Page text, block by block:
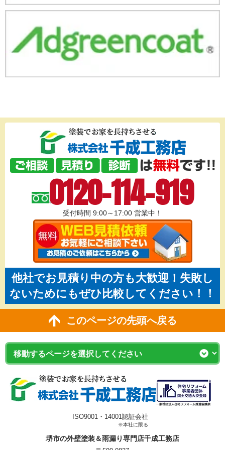
0120-114-919
受付時間 9:00～17:00 営業中！
他社でお見積り中の方も大歓迎！失敗し
ないためにもぜひ比較してください！！
このページの先頭へ戻る
ISO9001・14001認証会社
※本社に限る
堺市の外壁塗装＆雨漏り専門店千成工務店